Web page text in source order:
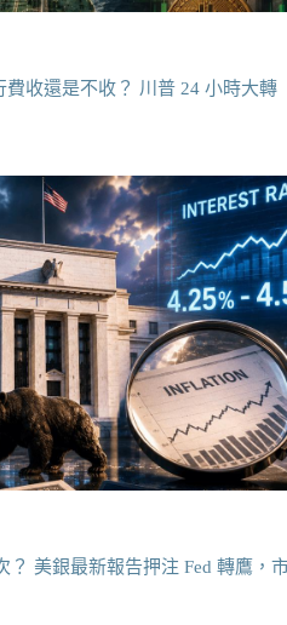
收還是不收？ 川普 24 小時大轉
？ 美銀最新報告押注 Fed 轉鷹，